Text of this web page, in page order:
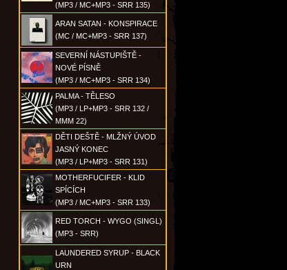
(MP3 / MC+MP3 - SRR 135)
ARAN SATAN - KONSPIRACE
(MC / MC+MP3 - SRR 137)
SEVERNÍ NÁSTUPIŠTĚ -
NOVÉ PÍSNĚ
(MP3 / MC+MP3 - SRR 134)
PALMA - TĚLESO
(MP3 / LP+MP3 - SRR 132 /
MMM 22)
DĚTI DEŠTĚ - MLŽNÝ ÚVOD
JASNÝ KONEC
(MP3 / LP+MP3 - SRR 131)
MOTHERFUCIFER - KLID
SPÍCÍCH
(MP3 / MC+MP3 - SRR 133)
RED TORCH - WYGO (SINGL)
(MP3 - SRR)
LAUNDERED SYRUP - BLACK
URN